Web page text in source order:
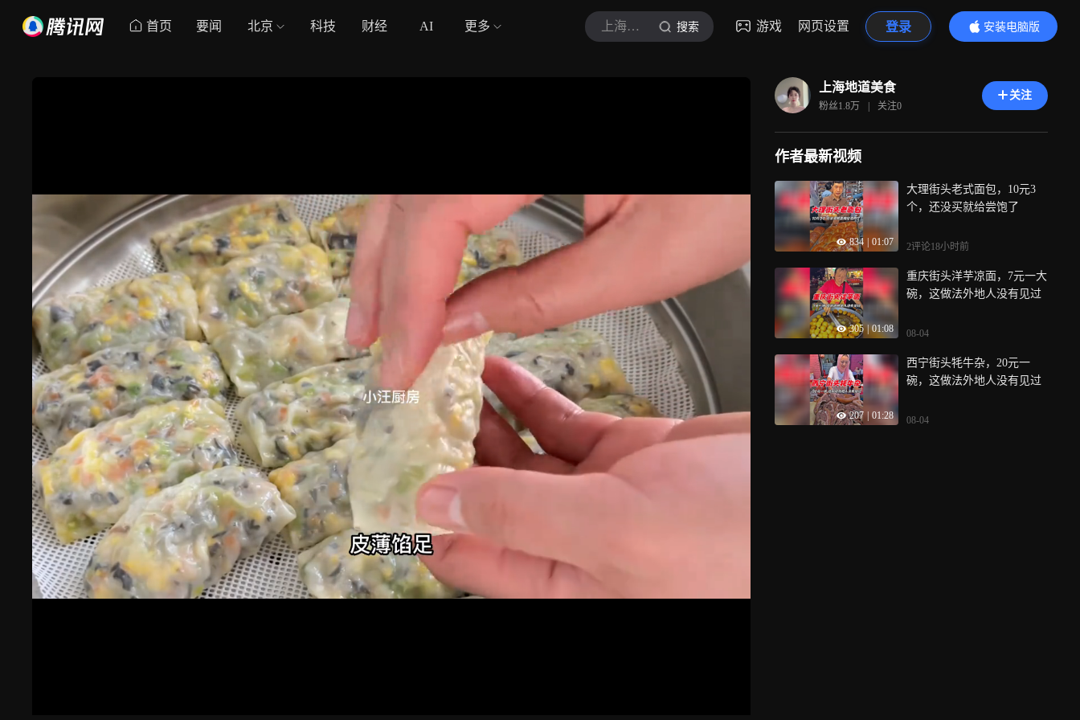
首页 要闻 北京 科技 财经 AI 更多 上海地道美食 搜索 游戏 网页设置 登录
安装电脑版
内容更精彩
上海地道美食
粉丝1.8万 | 关注0
关注
作者最新视频
834 01:07
大理街头老式面包，10元3
个，还没买就给尝饱了
2评论18小时前
305 | 01:08
重庆街头洋芋凉面，7元一大
碗，这做法外地人没有见过
08-04
207 01:28
西宁街头牦牛杂，20元一
碗，这做法外地人没有见过
08-04